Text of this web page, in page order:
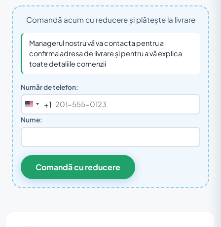
Comandă acum cu reducere și plătește la livrare
Managerul nostru vă va contacta pentru a
confirma adresa de livrare și pentru a vă explica
toate detaliile comenzii
Număr de telefon:
United
States
+1
Nume:
Comandă cu reducere